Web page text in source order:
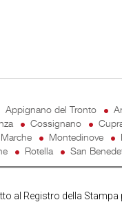
Appignano del Tronto
Cossignano
Montedinove
Rotella San
al Registro della